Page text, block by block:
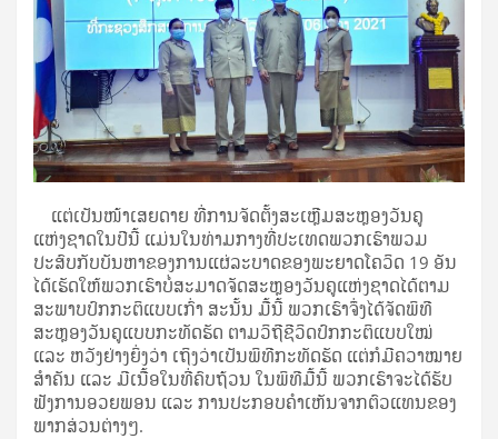
ແຕ່ເປັນໜ້າເສຍດາຍ ທີ່ການຈັດຕັ້ງສະເຫຼີມສະຫຼອງວັນຄູ
ແຫ່ງຊາດໃນປີນີ້ ແມ່ນໃນທ່າມກາງທີ່ປະເທດພວກເຮົາພວມ
ປະສົບກັບບັນຫາຂອງການແຜ່ລະບາດຂອງພະຍາດໂຄວິດ 19 ອັນ
ໄດ້ເຮັດໃຫ້ພວກເຮົາບໍ່ສະມາດຈັດສະຫຼອງວັນຄູແຫ່ງຊາດໄດ້ຕາມ
ສະພາບປົກກະຕິແບບເກົ່າ ສະນັ້ນ ມື້ນີ້ ພວກເຮົາຈຶ່ງໄດ້ຈັດພິທີ
ສະຫຼອງວັນຄູແບບກະທັດຮັດ ຕາມວິຖີຊີວິດປົກກະຕິແບບໃໝ່
ແລະ ຫວັງຢ່າງຍິ່ງວ່າ ເຖິງວ່າເປັນພິທີກະທັດຮັດ ແຕ່ກໍມີຄວາໝາຍ
ສໍາຄັນ ແລະ ມີເນື້ອໃນທີ່ຄົບຖ້ວນ ໃນພິທີມື້ນີ້ ພວກເຮົາຈະໄດ້ຮັບ
ຟັງການອວຍພອນ ແລະ ການປະກອບຄໍາເຫັນຈາກຕົວແທນຂອງ
ພາກສ່ວນຕ່າງໆ.